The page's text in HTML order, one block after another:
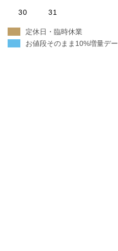
30 31
定休日・臨時休業
お値段そのまま10%増量デー